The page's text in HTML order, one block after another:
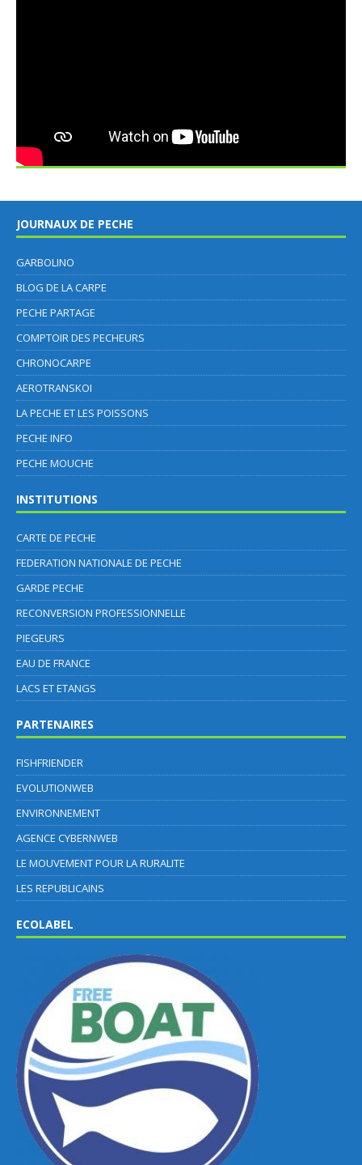
JOURNAUX DE PECHE
GARBOLINO
BLOG DE LA CARPE
PECHE PARTAGE
COMPTOIR DES PECHEURS
CHRONOCARPE
AEROTRANSKOI
LA PECHE ET LES POISSONS
PECHE INFO
PECHE MOUCHE
INSTITUTIONS
CARTE DE PECHE
FEDERATION NATIONALE DE PECHE
GARDE PECHE
RECONVERSION PROFESSIONNELLE
PIEGEURS
EAU DE FRANCE
LACS ET ETANGS
PARTENAIRES
FISHFRIENDER
EVOLUTIONWEB
ENVIRONNEMENT
AGENCE CYBERNWEB
LE MOUVEMENT POUR LA RURALITE
LES REPUBLICAINS
ECOLABEL